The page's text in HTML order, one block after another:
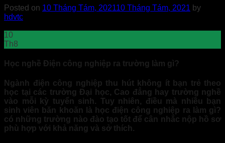
Posted on 10 Tháng Tám, 202110 Tháng Tám, 2021 by
hdvtc
10
Th8
Học nghề Điện công nghiệp ra trường làm gì?
Ngành điện công nghiệp thu hút không ít bạn trẻ theo
học tại các trường Đại học, Cao đẳng hay trường nghề
vào mỗi kỳ tuyển sinh. Tuy nhiên, điều mà nhiều bạn
sinh viên băn khoăn là học điện công nghiệp ra làm gì?
có những trường nào đào tạo tốt để cân nhắc nộp hồ sơ
phù hợp với khả năng và sở thích.